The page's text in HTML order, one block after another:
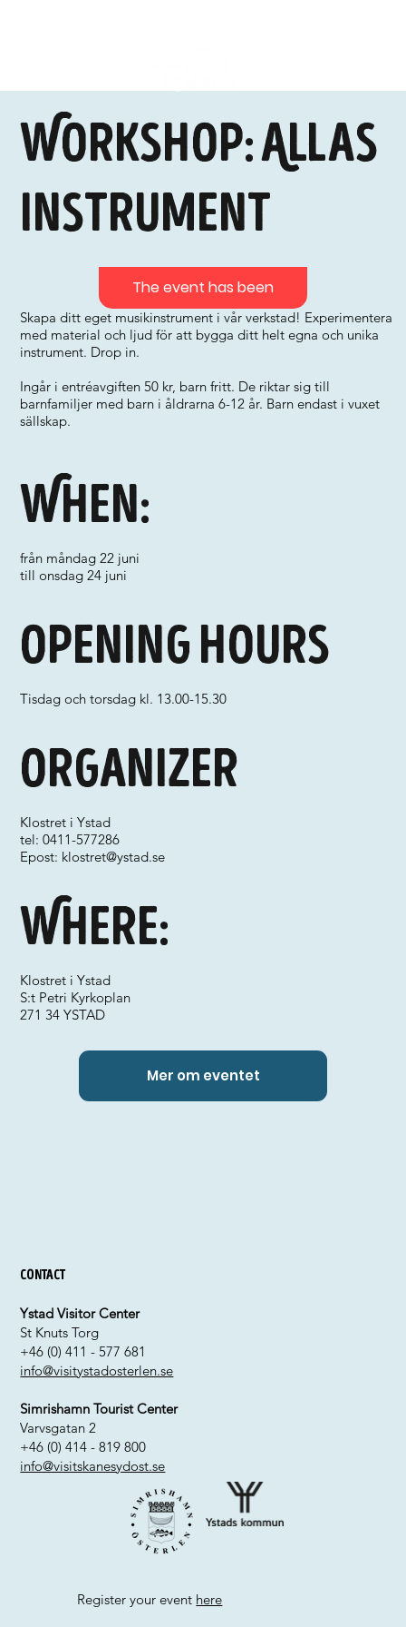
Workshop: Allas
instrument
Skapa ditt eget musikinstrument i vår verkstad! Experimentera
med material och ljud för att bygga ditt helt egna och unika
instrument. Drop in.
Ingår i entréavgiften 50 kr, barn fritt. De riktar sig till
barnfamiljer med barn i åldrarna 6-12 år. Barn endast i vuxet
sällskap.
When:
från måndag 22 juni
till onsdag 24 juni
Where:
Organizer
Klostret i Ystad
tel: 0411-577286
Epost: klostret@ystad.se
Klostret i Ystad
S:t Petri Kyrkoplan
271 34 YSTAD
Opening hours
Tisdag och torsdag kl. 13.00-15.30
Mer om eventet
The event has been
Contact
Ystad Visitor Center
St Knuts Torg
+46 (0) 411 - 577 681
info@visitystadosterlen.se
Simrishamn Tourist Center
Varvsgatan 2
+46 (0) 414 - 819 800
info@visitskanesydost.se
Register your event here